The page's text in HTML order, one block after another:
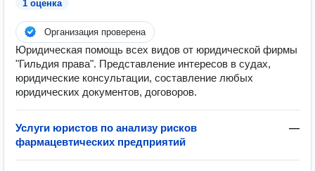
1 оценка
Организация проверена
Юридическая помощь всех видов от юридической фирмы
"Гильдия права". Представление интересов в судах,
юридические консультации, составление любых
юридических документов, договоров.
Услуги юристов по анализу рисков
фармацевтических предприятий
—